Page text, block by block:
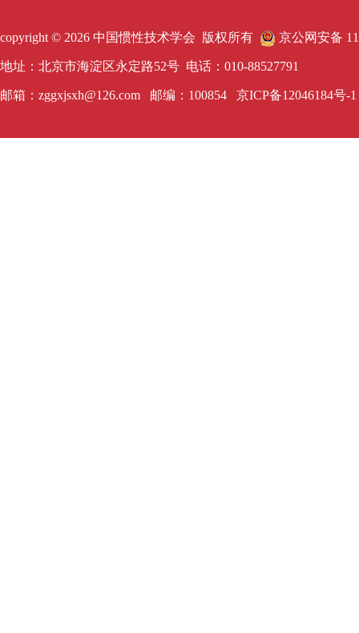
copyright © 2026 中国惯性技术学会 版权所有 京公网安备
地址：北京市海淀区永定路52号 电话：010-88527791
邮箱：zggxjsxh@126.com 邮编：100854 京ICP备12046184号-1